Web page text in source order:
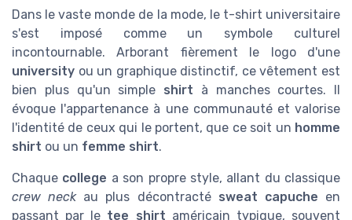
Dans le vaste monde de la mode, le t-shirt universitaire
s'est imposé comme un symbole culturel
incontournable. Arborant fièrement le logo d'une
university ou un graphique distinctif, ce vêtement est
bien plus qu'un simple shirt à manches courtes. Il
évoque l'appartenance à une communauté et valorise
l'identité de ceux qui le portent, que ce soit un homme
shirt ou un femme shirt.
Chaque college a son propre style, allant du classique
crew neckau plus décontracté sweat capuche en
passant par le tee shirt américain typique, souvent